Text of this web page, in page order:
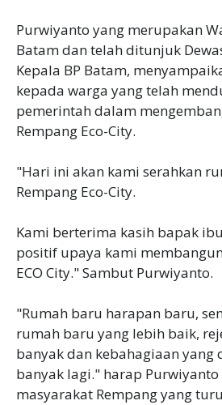
Purwiyanto yang merupakan
Batam dan telah ditunjuk
Kepala BP Batam,
kepada warga yang telah
pemerintah dalam
Rempang Eco-City.
"Hari ini akan kami serahkan
Rempang Eco-City.
Kami berterima kasih bapak
positif upaya kami
ECO City." Sambut Purwiyanto.
"Rumah baru harapan baru,
rumah baru yang lebih baik,
banyak dan kebahagiaan yang
banyak lagi." harap
masyarakat Rempang yang